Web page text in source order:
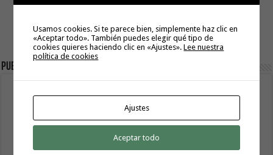
Publicidad
Usamos cookies. Si te parece bien, simplemente haz clic en
«Aceptar todo». También puedes elegir qué tipo de
cookies quieres haciendo clic en «Ajustes».Lee nuestra
política de cookies
Ajustes
Aceptar todo